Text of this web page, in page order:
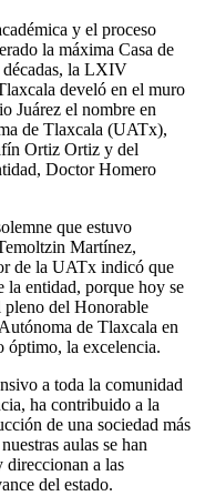
y el proceso
la máxima Casa de
décadas, la LXIV
develó en el muro
Juárez el nombre en
de Tlaxcala (UATx),
Ortiz Ortiz y del
Doctor Homero
que estuvo
Martínez,
de la UATx indicó que
la entidad, porque hoy se
pleno del Honorable
de Tlaxcala en
óptimo, la excelencia.
a toda la comunidad
ha contribuido a la
de una sociedad más
aulas se han
direccionan a las
del estado.